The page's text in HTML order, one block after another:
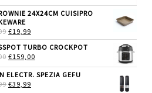
WAS:
€239,00.
IS:
24X24CM CUISIPRO
OORSPRONKELIJKE
PRIJS
WAS:
€23,99.
€19,99
PRIJS
IS:
€19,99.
TURBO CROCKPOT
OORSPRONKELIJKE
WAS:
€179,00.
€159,00
IS:
ELECTR. SPEZIA GEFU
OORSPRONKELIJKE
€39,99